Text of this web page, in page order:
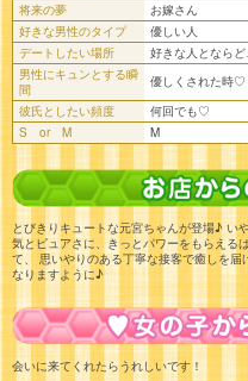
将来の夢
お嫁さん
好きな男性のタイプ
優しい人
デートしたい場所
好きな人となら
男性にキュンとする瞬
間
優しくされた時♡
彼氏としたい頻度
何回でも♡
S or M
M
とびきりキュートな元宮ちゃんが登場♪
気とピュアさに、きっとパワーをもらえ
て、 思いやりのある丁寧な接客で癒しを
なりますように♪
会いに来てくれたらうれしいです！